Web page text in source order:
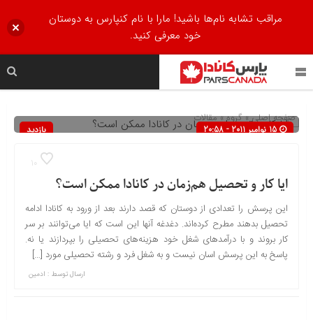
صفحه اصلی» گروه »مقالات
15 نوامبر 2011 - 20:58
بازدید
10
ایا کار و تحصیل هم‌زمان در کانادا ممکن است؟
این پرسش را تعدادی از دوستان که قصد دارند بعد از ورود به کانادا ادامه
تحصیل بدهند مطرح کرده‌اند. دغدغه آنها این است که ایا می‌توانند بر سر
کار بروند و با درآمدهای شغل خود هزینه‌های تحصیلی را بپردازند یا نه.
پاسخ به این پرسش اسان نیست و به شغل فرد و رشته تحصیلی مورد […]
ارسال توسط : ادمین
مراقب تشابه نام‌ها باشید! مارا با نام کنپارس به دوستان
خود معرفی کنید.